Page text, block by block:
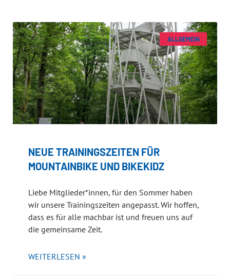
ALLGEMEIN
NEUE TRAININGSZEITEN FÜR
MOUNTAINBIKE UND BIKEKIDZ
Liebe Mitglieder*innen, für den Sommer haben
wir unsere Trainingszeiten angepasst. Wir hoffen,
dass es für alle machbar ist und freuen uns auf
die gemeinsame Zeit.
WEITERLESEN »